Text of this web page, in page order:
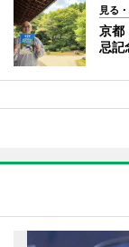
見る
京都
忌記